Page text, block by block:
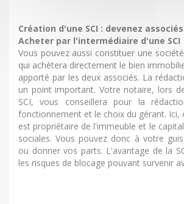
Création d'une SCI : devenez associés
Acheter par l'intermédiaire d'une SCI
Vous pouvez aussi constituer une
qui achètera directement le bien
apporté par les deux associés. La
un point important. Votre notaire, lors
SCI, vous conseillera pour la
fonctionnement et le choix du gérant. Ici,
est propriétaire de l'immeuble et le
sociales. Vous pouvez donc à votre
ou donner vos parts. L'avantage de la
les risques de blocage pouvant survenir